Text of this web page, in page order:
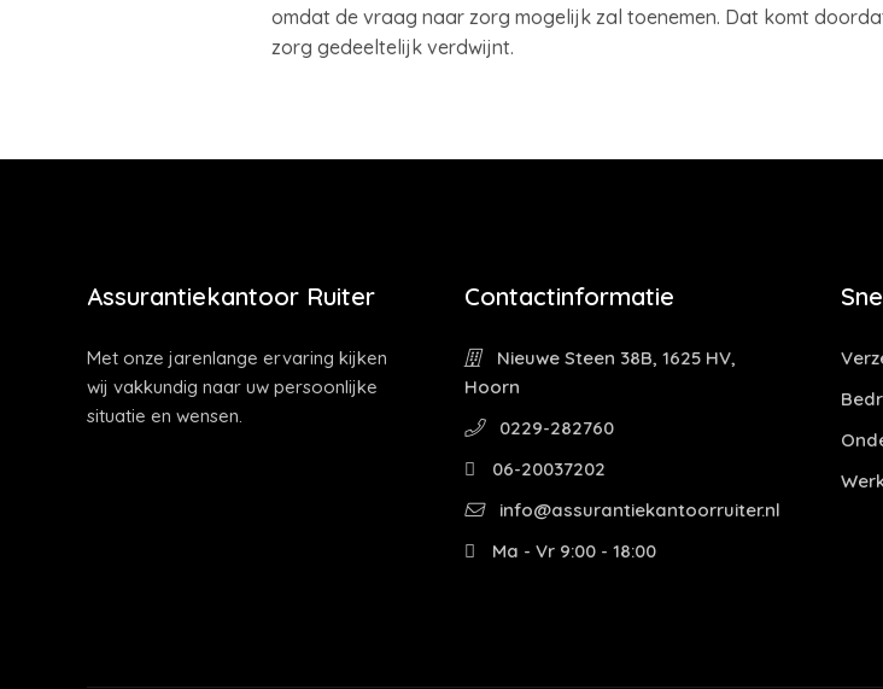
omdat de vraag naar zorg mogelijk zal toenemen. Dat komt
zorg gedeeltelijk verdwijnt.
Assurantiekantoor Ruiter
Met onze jarenlange ervaring kijken
wij vakkundig naar uw persoonlijke
situatie en wensen.
Contactinformatie
Nieuwe Steen 38B, 1625 HV,
Hoorn
0229-282760
06-20037202
info@assurantiekantoorruiter.nl
Ma - Vr 9:00 - 18:00